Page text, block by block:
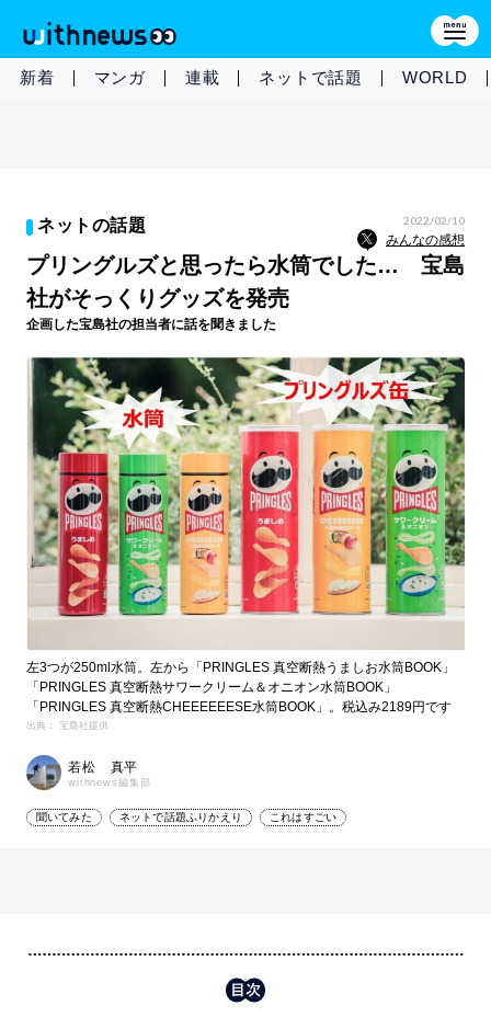
新着 マンガ 連載 ネットで話題 WORLD
ネットの話題 2022/02/10
みんなの感想
プリングルズと思ったら水筒でした… 宝島
社がそっくりグッズを発売
企画した宝島社の担当者に話を聞きました
左3つが250ml水筒。左から「PRINGLES 真空断熱うましお水筒BOOK」
「PRINGLES 真空断熱サワークリーム＆オニオン水筒BOOK」
「PRINGLES 真空断熱CHEEEEEESE水筒BOOK」。税込み2189円です
出典： 宝島社提供
若松 真平
withnews編集部
聞いてみた ネットで話題ふりかえり これはすごい